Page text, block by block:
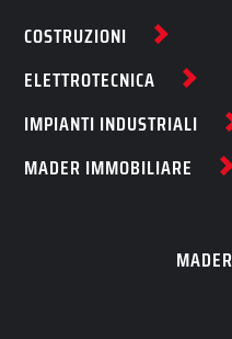
COSTRUZIONI
ELETTROTECNICA
IMPIANTI INDUSTRIALI
MADER IMMOBILIARE